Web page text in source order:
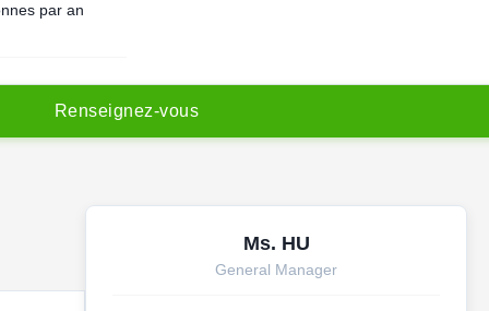
par an
Renseignez-vous
Ms. HU
General Manager